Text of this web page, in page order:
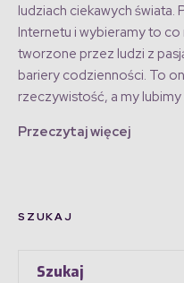
ludziach ciekawych świata.
Internetu i wybieramy to co
tworzone przez ludzi z
bariery codzienności. To
rzeczywistość, a my
Przeczytaj więcej
SZUKAJ